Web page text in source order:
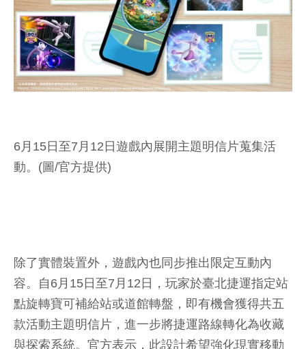
6月15日至7月12日遊戲內展開主題明信片蒐集活
動。(圖/官方提供)
除了實體裝置外，遊戲內也同步推出限定互動內
容。自6月15日至7月12日，玩家於臺北捷運指定站
點旋轉寶可補給站或道館轉盤，即有機會獲得共五
款活動主題明信片，進一步將捷運路線轉化為收藏
與探索系統。官方表示，此設計希望強化現實移動